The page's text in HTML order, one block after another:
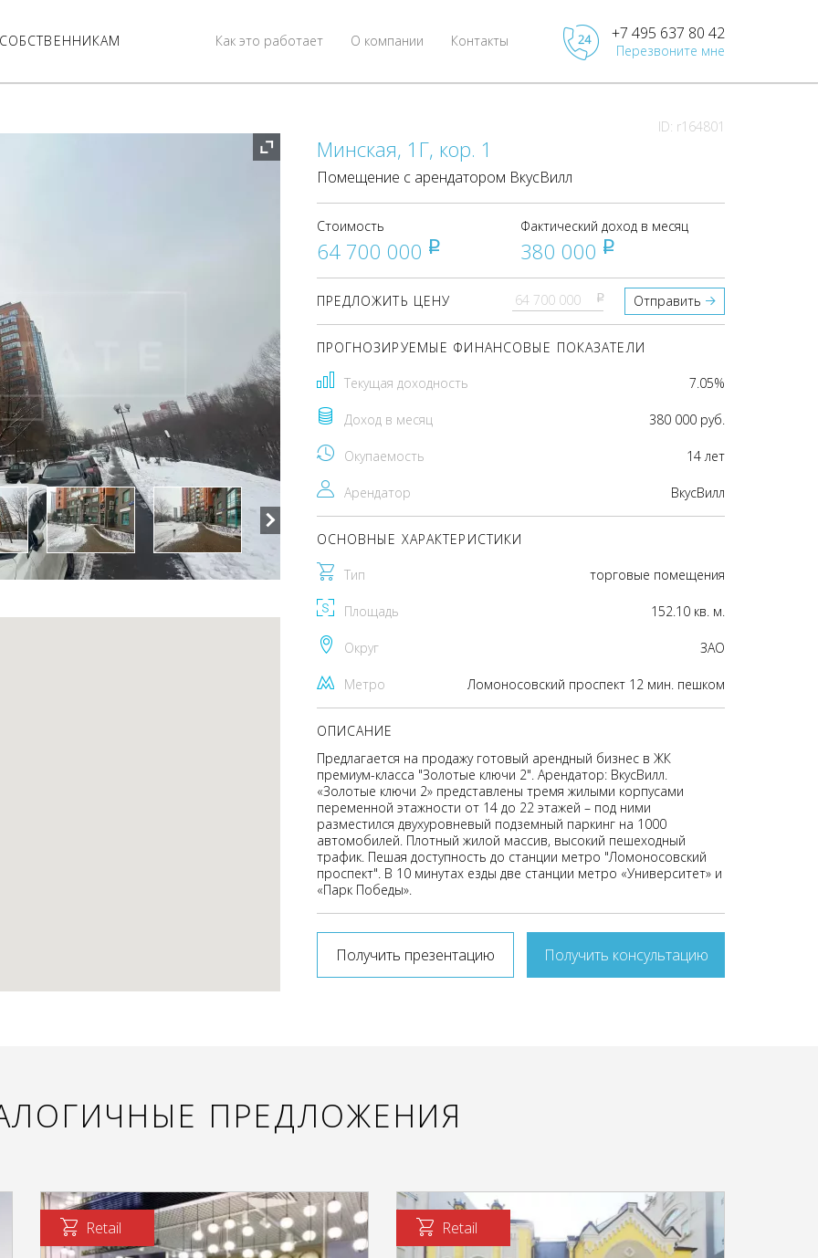
Контакты
О компании
Как это работает +7 495 637 80 42
Перезвоните мне
ID: r164801
Минская, 1Г, кор. 1
Помещение с арендатором ВкусВилл
Стоимость
64 700 000 pуб
Фактический доход в месяц
380 000 pуб
ПРЕДЛОЖИТЬ ЦЕНУ pуб Отправить
ПРОГНОЗИРУЕМЫЕ ФИНАНСОВЫЕ ПОКАЗАТЕЛИ
Текущая доходность 7.05%
Доход в месяц 380 000 руб.
Окупаемость 14 лет
Арендатор ВкусВилл
ОСНОВНЫЕ ХАРАКТЕРИСТИКИ
Тип торговые помещения
Площадь 152.10 кв. м.
Округ ЗАО
Метро Ломоносовский проспект 12 мин. пешком
ОПИСАНИЕ
Предлагается на продажу готовый арендный бизнес в ЖК
премиум-класса "Золотые ключи 2". Арендатор: ВкусВилл.
«Золотые ключи 2» представлены тремя жилыми корпусами
переменной этажности от 14 до 22 этажей – под ними
разместился двухуровневый подземный паркинг на 1000
автомобилей. Плотный жилой массив, высокий пешеходный
трафик. Пешая доступность до станции метро "Ломоносовский
проспект". В 10 минутах езды две станции метро «Университет» и
«Парк Победы».
Получить презентацию Получить консультацию
ПРЕДЛОЖЕНИЯ
Retail Retail